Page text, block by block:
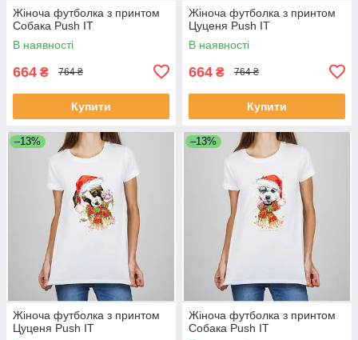
Жіноча футболка з принтом
Собака Push IT
В наявності
664 ₴ 764 ₴
Купити
Жіноча футболка з принтом
Цуценя Push IT
В наявності
664 ₴ 764 ₴
Купити
–13%
Жіноча футболка з принтом
Цуценя Push IT
–13%
Жіноча футболка з принтом
Собака Push IT